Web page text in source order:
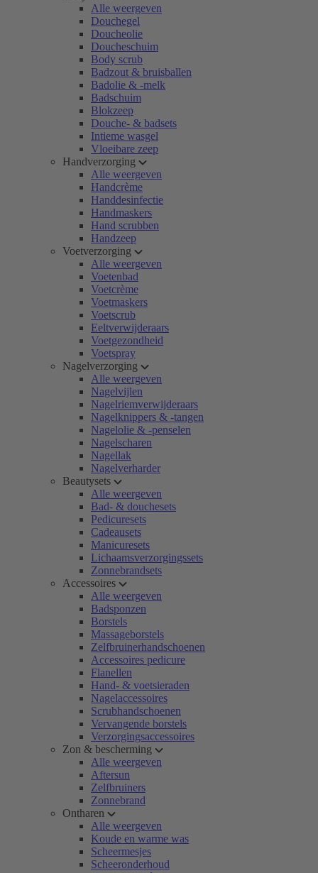
Alle weergeven
Douchegel
Doucheolie
Doucheschuim
Body scrub
Badzout & bruisballen
Badolie & -melk
Badschuim
Blokzeep
Douche- & badsets
Intieme wasgel
Vloeibare zeep
Handverzorging
Alle weergeven
Handcrème
Handdesinfectie
Handmaskers
Hand scrubben
Handzeep
Voetverzorging
Alle weergeven
Voetenbad
Voetcrème
Voetmaskers
Voetscrub
Eeltverwijderaars
Voetgezondheid
Voetspray
Nagelverzorging
Alle weergeven
Nagelvijlen
Nagelriemverwijderaars
Nagelknippers & -tangen
Nagelolie & -penselen
Nagelscharen
Nagellak
Nagelverharder
Beautysets
Alle weergeven
Bad- & douchesets
Pedicuresets
Cadeausets
Manicuresets
Lichaamsverzorgingssets
Zonnebrandsets
Accessoires
Alle weergeven
Badsponzen
Borstels
Massageborstels
Zelfbruinerhandschoenen
Accessoires pedicure
Flanellen
Hand- & voetsieraden
Nagelaccessoires
Scrubhandschoenen
Vervangende borstels
Verzorgingsaccessoires
Zon & bescherming
Alle weergeven
Aftersun
Zelfbruiners
Zonnebrand
Ontharen
Alle weergeven
Koude en warme was
Scheermesjes
Scheeronderhoud